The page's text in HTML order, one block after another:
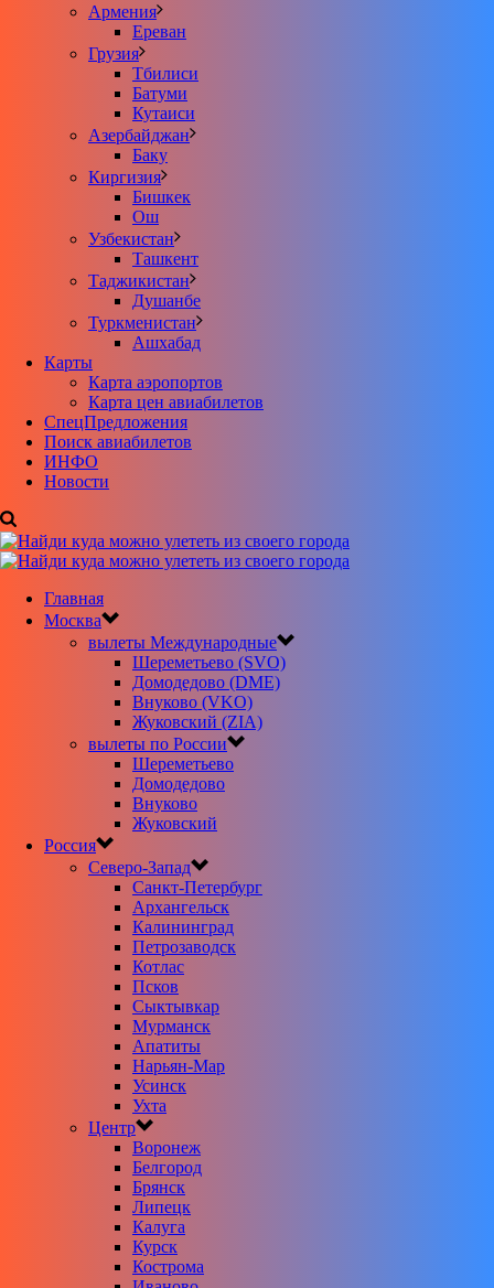
Армения
Ереван
Грузия
Тбилиси
Батуми
Кутаиси
Азербайджан
Баку
Киргизия
Бишкек
Ош
Узбекистан
Ташкент
Таджикистан
Душанбе
Туркменистан
Ашхабад
Карты
Карта аэропортов
Карта цен авиабилетов
CпецПредложения
Поиск авиабилетов
ИНФО
Новости
Главная
Москва
вылеты Международные
Шереметьево (SVO)
Домодедово (DME)
Внуково (VKO)
Жуковский (ZIA)
вылеты по России
Шереметьево
Домодедово
Внуково
Жуковский
Россия
Северо-Запад
Санкт-Петербург
Архангельск
Калининград
Петрозаводск
Котлас
Псков
Сыктывкар
Мурманск
Апатиты
Нарьян-Мар
Усинск
Ухта
Центр
Воронеж
Белгород
Брянск
Липецк
Калуга
Курск
Кострома